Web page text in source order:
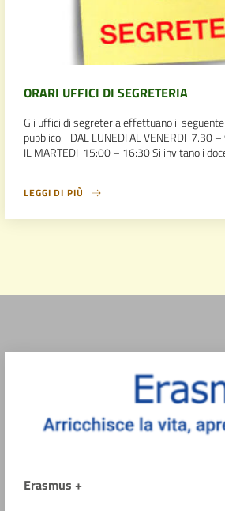
ORARI UFFICI DI SEGRETERIA
Gli uffici di segreteria effettuano il
pubblico: DAL LUNEDI AL VENERDI
IL MARTEDI 15:00 – 16:30 Si invitano i
LEGGI DI PIÙ
Erasmus +